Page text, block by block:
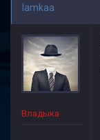
lamkaa
Владыка